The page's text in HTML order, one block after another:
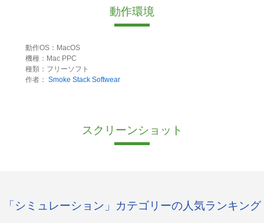
動作環境
動作OS：MacOS
機種：Mac PPC
種類：フリーソフト
作者： Smoke Stack Softwear
スクリーンショット
「シミュレーション」カテゴリーの人気ランキング